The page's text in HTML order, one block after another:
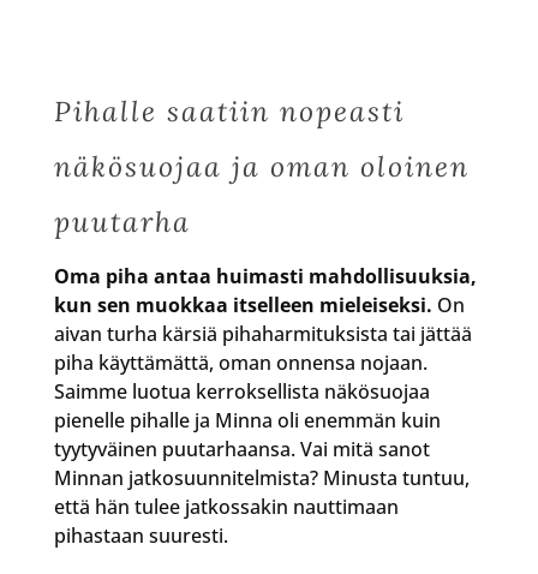
Pihalle saatiin nopeasti
näkösuojaa ja oman oloinen
puutarha
Oma piha antaa huimasti mahdollisuuksia,
kun sen muokkaa itselleen mieleiseksi. On
aivan turha kärsiä pihaharmituksista tai jättää
piha käyttämättä, oman onnensa nojaan.
Saimme luotua kerroksellista näkösuojaa
pienelle pihalle ja Minna oli enemmän kuin
tyytyväinen puutarhaansa. Vai mitä sanot
Minnan jatkosuunnitelmista? Minusta tuntuu,
että hän tulee jatkossakin nauttimaan
pihastaan suuresti.